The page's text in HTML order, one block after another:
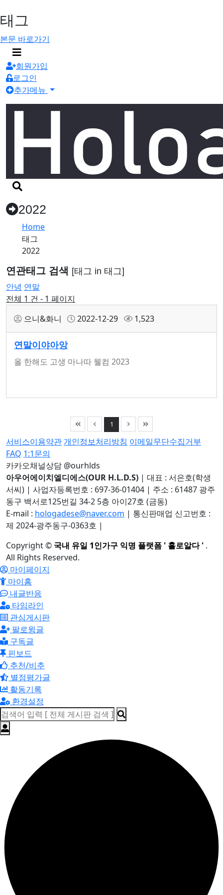
태그
본문 바로가기
메
뉴
버
튼
회원가입
로그인
추가메뉴
검
색
버
튼2022
Home
태그
2022
연관태그 검색 [태그 in 태그]
안녕 연말
전체 1 건 - 1 페이지
으니&화니
2022-12-29 1,523
연말이야아앙
올 한해도 고생 마나따 웰컴 2023
1
서비스이용약관 개인정보처리방침 이메일무단수집거부
FAQ 1:1문의
카카오채널상담 @ourhlds
아우어에이치엘디에스(OUR H.L.D.S) | 대표 : 서은호(학생
서씨) | 사업자등록번호 : 697-36-01404 | 주소 : 61487 광주
동구 백서로125번길 34-2 5층 아이27호 (금동)
E-mail : hologadese@naver.com | 통신판매업 신고번호 :
제 2024-광주동구-0363호 |
Copyright© 국내 유일 1인가구 익명 플랫폼 ' 홀로알다 ' .
All Rights Reserved.
마이페이지
마이홈
내글반응
타임라인
관심게시판
팔로윙글
구독글
핀보드
추천/비추
별점평가글
활동기록
환경설정